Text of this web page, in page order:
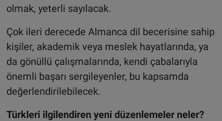
olmak, yeterli sayılacak.
Çok ileri derecede Almanca dil becerisine sahip
kişiler, akademik veya meslek hayatlarında, ya
da gönüllü çalışmalarında, kendi çabalarıyla
önemli başarı sergileyenler, bu kapsamda
değerlendirilebilecek.
Türkleri ilgilendiren yeni düzenlemeler neler?